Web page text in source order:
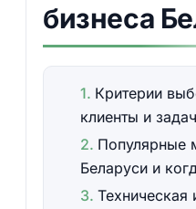
бизнеса
Критерии
клиенты и
Популярные
Беларуси и
Техническая